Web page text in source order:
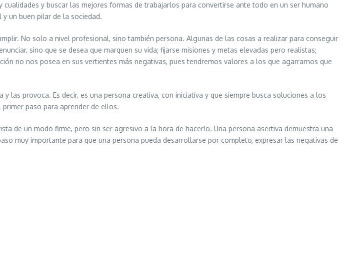
y buscar las mejores formas de trabajarlos para convertirse ante todo en un ser humano
un buen pilar de la sociedad.
No solo a nivel profesional, sino también persona. Algunas de las cosas a realizar para conseguir
sino que se desea que marquen su vida; fijarse misiones y metas elevadas pero realistas;
no nos posea en sus vertientes más negativas, pues tendremos valores a los que agarrarnos que
las provoca. Es decir, es una persona creativa, con iniciativa y que siempre busca soluciones a los
paso para aprender de ellos.
de un modo firme, pero sin ser agresivo a la hora de hacerlo. Una persona asertiva demuestra una
muy importante para que una persona pueda desarrollarse por completo, expresar las negativas de